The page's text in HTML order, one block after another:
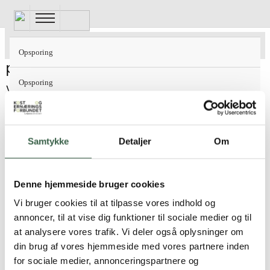
Samtykke Detaljer Om
Denne hjemmeside bruger cookies
Vi bruger cookies til at tilpasse vores indhold og
annoncer, til at vise dig funktioner til sociale medier og til
at analysere vores trafik. Vi deler også oplysninger om
din brug af vores hjemmeside med vores partnere inden
for sociale medier, annonceringspartnere og
hovedindhold
Opsporing
Opsporing
Opsporing af borgere og patienter i ernæringsrisiko
Opsporing af ældre i ernæringsrisiko i kommunen
Behandling og opfølgning af borgere og patienter i ernæringsrisiko
Opsporing af børn og unge i ernæringsrisiko
Opsporing af ernæringsrisiko hos indlagte patienter på sygehus
Opsporing af ernæringsrisiko i almen
praksis.
Vejning anvendes som redskab til identifikation af uplanlagt
vægttab, det vil sige til opsporing af patienter i
ernæringsrisiko. Opsporingen foregår både opportunistisk
og mere systematisk.
Sundhedsstyrelsen 2022, Underernæring
For at kunne opspore et uplanlagt vægttab i almen praksis,
er det nødvendigt at kende en udgangsvægt på patienten.
Det er derfor hensigtsmæssigt, at den praktiserende læge på
et tidligere relevant tidspunkt har noteret patientens vægt i
journalen.